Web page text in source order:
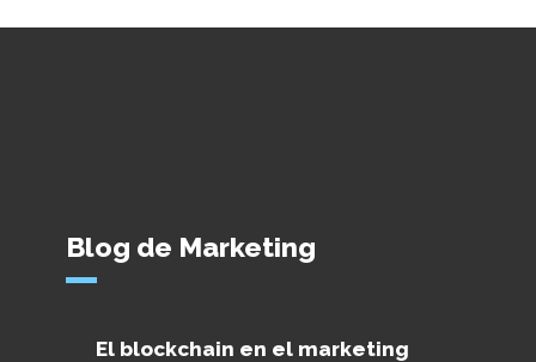
Blog de Marketing
El blockchain en el marketing